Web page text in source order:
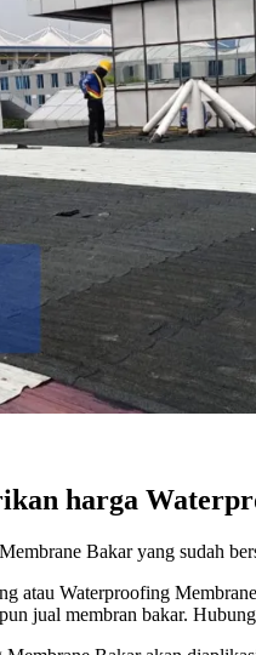
harga
Bakar yang sudah
atau Waterproofing
jual membran bakar.